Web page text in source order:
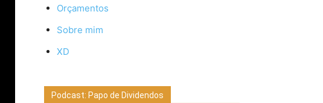
Orçamentos
Sobre mim
XD
Podcast: Papo de Dividendos